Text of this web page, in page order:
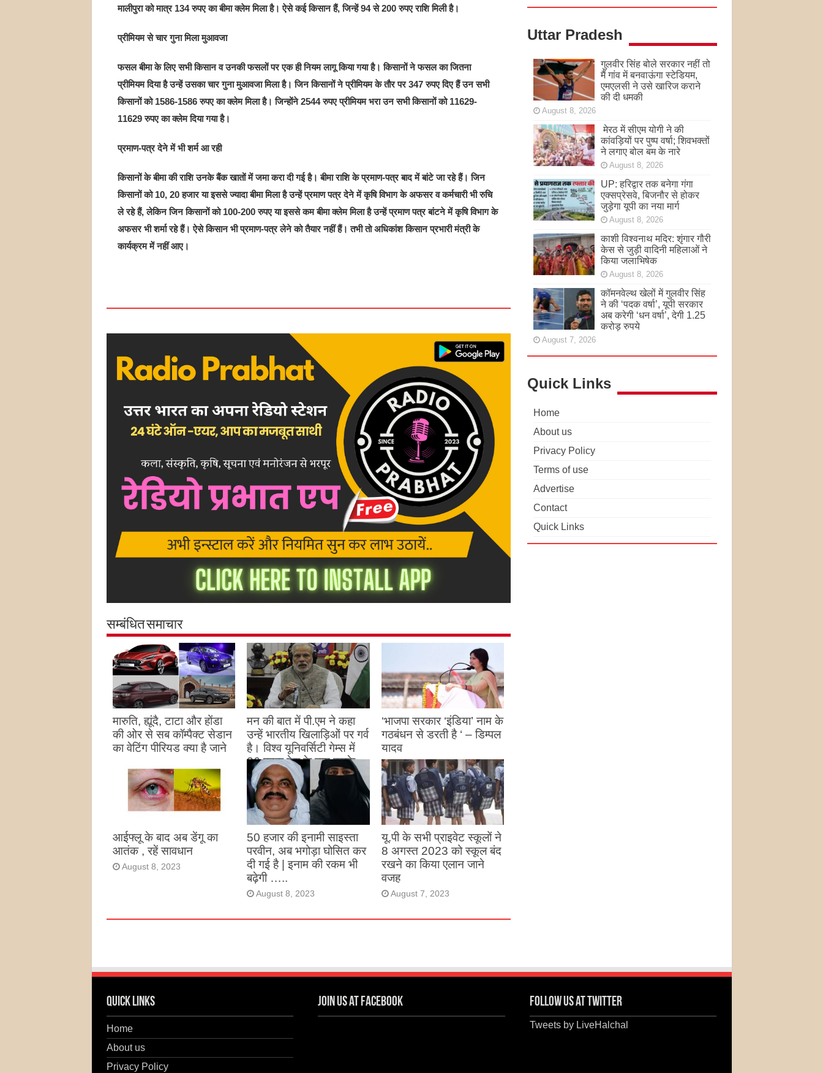
मालीपुरा को मात्र 134 रुपए का बीमा क्लेम मिला है। ऐसे कई किसान हैं, जिन्हें 94 से 200 रुपए राशि मिली है।
प्रीमियम से चार गुना मिला मुआवजा
फसल बीमा के लिए सभी किसान व उनकी फसलों पर एक ही नियम लागू किया गया है। किसानों ने फसल का जितना
प्रीमियम दिया है उन्हें उसका चार गुना मुआवजा मिला है। जिन किसानों ने प्रीमियम के तौर पर 347 रुपए दिए हैं उन सभी
किसानों को 1586-1586 रुपए का क्लेम मिला है। जिन्होंने 2544 रुपए प्रीमियम भरा उन सभी किसानों को 11629-
11629 रुपए का क्लेम दिया गया है।
प्रमाण-पत्र देने में भी शर्म आ रही
किसानों के बीमा की राशि उनके बैंक खातों में जमा करा दी गई है। बीमा राशि के प्रमाण-पत्र बाद में बांटे जा रहे हैं। जिन
किसानों को 10, 20 हजार या इससे ज्यादा बीमा मिला है उन्हें प्रमाण पत्र देने में कृषि विभाग के अफसर व कर्मचारी भी रुचि
ले रहे हैं, लेकिन जिन किसानों को 100-200 रुपए या इससे कम बीमा क्लेम मिला है उन्हें प्रमाण पत्र बांटने में कृषि विभाग के
अफसर भी शर्मा रहे हैं। ऐसे किसान भी प्रमाण-पत्र लेने को तैयार नहीं हैं। तभी तो अधिकांश किसान प्रभारी मंत्री के
कार्यक्रम में नहीं आए।
सम्बंधित समाचार
मारुति, ह्यूंदै, टाटा और होंडा
की ओर से सब कॉम्पैक्ट सेडान
का वेटिंग पीरियड क्या है जाने
मन की बात में पी.एम ने कहा
उन्हें भारतीय खिलाड़िओं पर गर्व
है। विश्व यूनिवर्सिटी गेम्स में
26 पदक देश के नाम करके
उन्होंने देश का नाम रोशन किया
है
August 27, 2023
‘भाजपा सरकार ‘इंडिया’ नाम के
गठबंधन से डरती है ‘ – डिम्पल
यादव
August 26, 2023
आईफ्लू के बाद अब डेंगू का
आतंक , रहें सावधान
August 8, 2023
50 हजार की इनामी साइस्ता
परवीन, अब भगोड़ा घोसित कर
दी गई है | इनाम की रकम भी
बढ़ेगी …..
August 8, 2023
यू.पी के सभी प्राइवेट स्कूलों ने
8 अगस्त 2023 को स्कूल बंद
रखने का किया एलान जाने
वजह
August 7, 2023
Uttar Pradesh
गुलवीर सिंह बोले सरकार नहीं तो
मैं गांव में बनवाऊंगा स्टेडियम,
एमएलसी ने उसे खारिज कराने
की दी धमकी
August 8, 2026
मेरठ में सीएम योगी ने की
कांवड़ियों पर पुष्प वर्षा; शिवभक्तों
ने लगाए बोल बम के नारे
August 8, 2026
UP: हरिद्वार तक बनेगा गंगा
एक्सप्रेसवे, बिजनौर से होकर
जुड़ेगा यूपी का नया मार्ग
August 8, 2026
काशी विश्वनाथ मदिर: शृंगार गौरी
केस से जुड़ी वादिनी महिलाओं ने
किया जलाभिषेक
August 8, 2026
कॉमनवेल्थ खेलों में गुलवीर सिंह
ने की ‘पदक वर्षा’, यूपी सरकार
अब करेगी ‘धन वर्षा’, देगी 1.25
करोड़ रुपये
August 7, 2026
Quick Links
Home
About us
Privacy Policy
Terms of use
Advertise
Contact
Quick Links
Quick Links
Home
About us
Privacy Policy
Join us at Facebook Follow us at Twitter
Tweets by LiveHalchal